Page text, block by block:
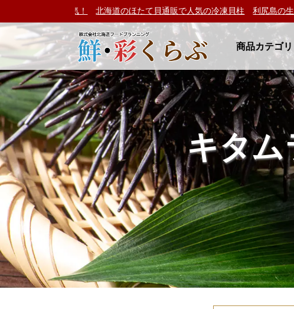
北海道のほたて貝通販で人気の冷凍貝柱 利尻島の生う
商品カテゴリ
キタム